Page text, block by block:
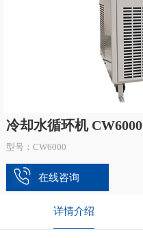
冷却水循环机 CW6000
型号：CW6000
在线咨询
详情介绍